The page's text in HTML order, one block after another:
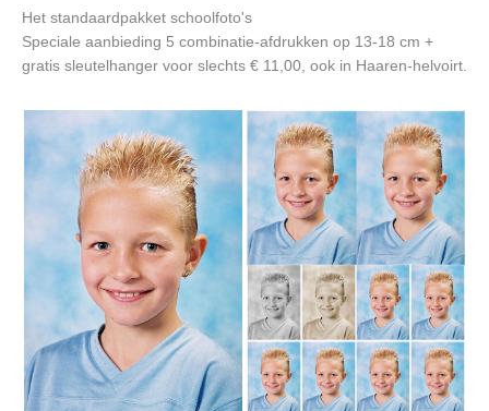
Het standaardpakket schoolfoto's
Speciale aanbieding 5 combinatie-afdrukken op 13-18 cm +
gratis sleutelhanger voor slechts € 11,00, ook in Haaren-helvoirt.